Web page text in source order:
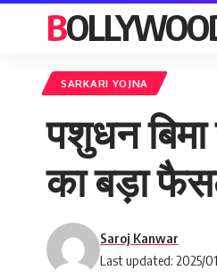
SARKARI YOJNA
पशुधन
का बड़ा
Last updated: 2025/
Saroj Kanwar